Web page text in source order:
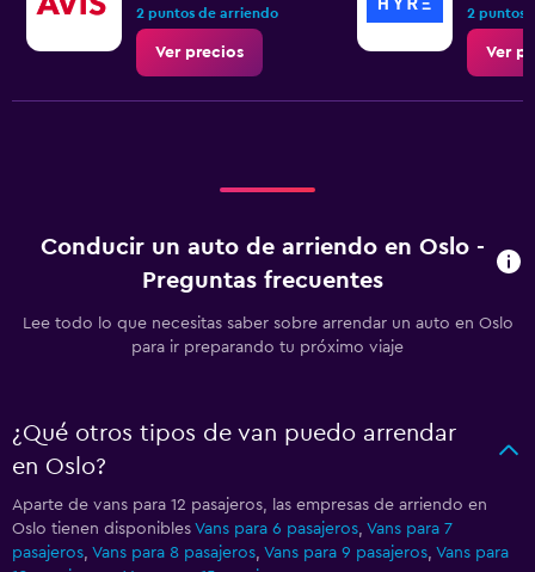
2 puntos de arriendo
Ver precios
2 puntos
Ver
Conducir un auto de arriendo en Oslo -
Preguntas frecuentes
Lee todo lo que necesitas saber sobre arrendar un auto en Oslo
para ir preparando tu próximo viaje
¿Qué otros tipos de van puedo arrendar
en Oslo?
Aparte de vans para 12 pasajeros, las empresas de arriendo en
Oslo tienen disponibles Vans para 6 pasajeros, Vans para 7
pasajeros, Vans para 8 pasajeros, Vans para 9 pasajeros, Vans para